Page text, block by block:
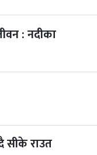
७ महिना बाँकी
: नदीका
सीके राउत